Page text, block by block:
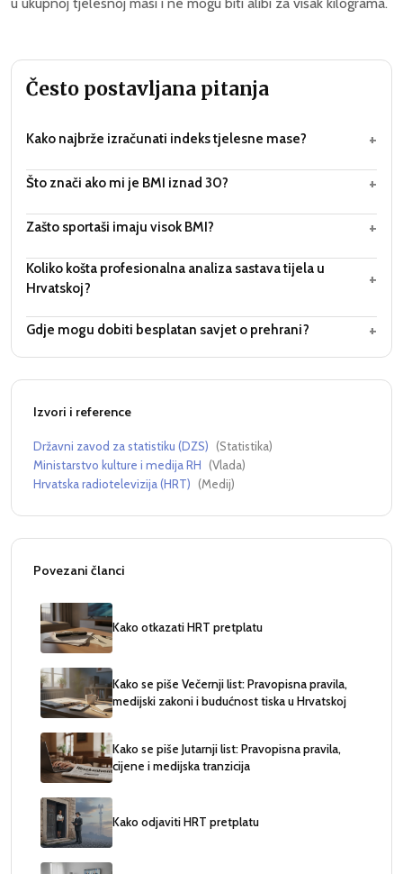
Često postavljana pitanja
Kako najbrže izračunati indeks tjelesne mase? +
Što znači ako mi je BMI iznad 30? +
Zašto sportaši imaju visok BMI? +
Koliko košta profesionalna analiza sastava tijela u
Hrvatskoj?
+
Gdje mogu dobiti besplatan savjet o prehrani? +
Izvori i reference
Državni zavod za statistiku (DZS) (Statistika)
Ministarstvo kulture i medija RH (Vlada)
Hrvatska radiotelevizija (HRT) (Medij)
Povezani članci
Kako otkazati HRT pretplatu
Kako se piše Večernji list: Pravopisna pravila,
medijski zakoni i budućnost tiska u Hrvatskoj
Kako se piše Jutarnji list: Pravopisna pravila,
cijene i medijska tranzicija
Kako odjaviti HRT pretplatu